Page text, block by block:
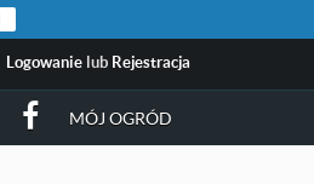
Logowanie lub Rejestracja
MÓJ OGRÓD